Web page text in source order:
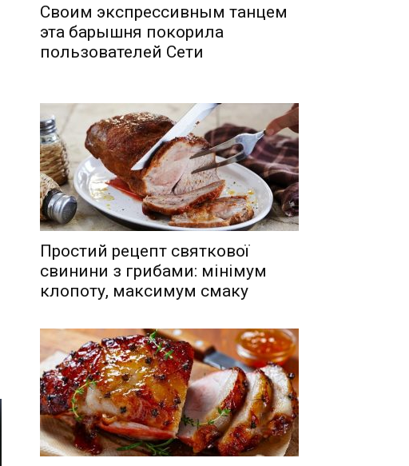
Своим экспрессивным танцем
эта барышня покорила
пользователей Сети
Простий рецепт святкової
свинини з грибами: мінімум
клопоту, максимум смаку